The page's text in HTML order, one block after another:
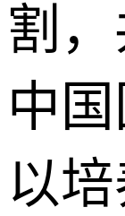
割，
中
以